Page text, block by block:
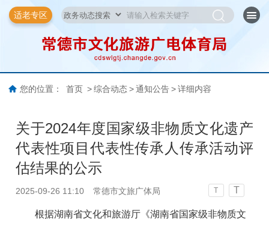
适老专区
您的位置： 首页 > 综合动态 > 通知公告 > 详细内容
关于2024年度国家级非物质文化遗产
代表性项目代表性传承人传承活动评
估结果的公示
2025-09-26 11:10 常德市文旅广体局 T T
根据湖南省文化和旅游厅《湖南省国家级非物质文